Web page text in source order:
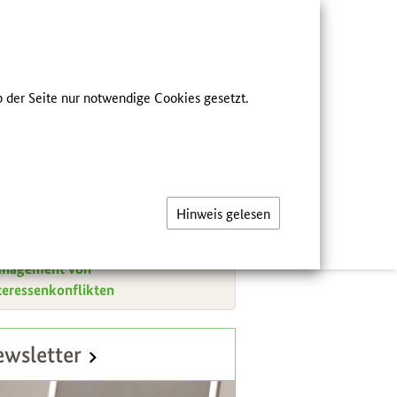
Stillförderung
von
Seite nur notwendige Cookies gesetzt.
Hinweis gelesen